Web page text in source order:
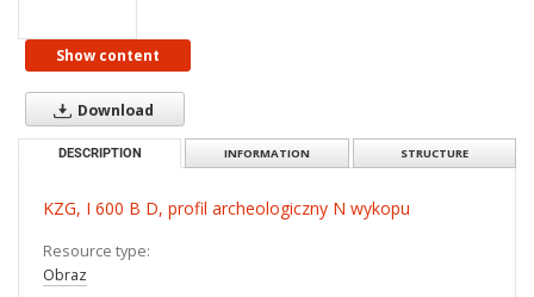
Show content
Download
DESCRIPTION INFORMATION STRUCTURE
KZG, I 600 B D, profil archeologiczny N wykopu
Resource type:
Obraz